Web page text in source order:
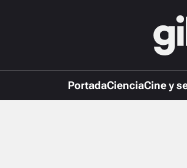
PortadaCienciaCine y